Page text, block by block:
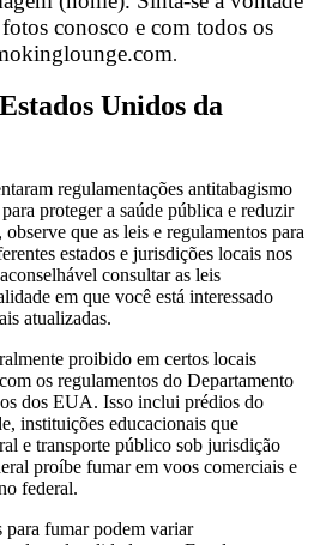
conosco e com todos os
.
Unidos da
regulamentações antitabagismo
proteger a saúde pública e reduzir
que as leis e regulamentos para
estados e jurisdições locais nos
consultar as leis
em que você está interessado
atualizadas.
proibido em certos locais
os regulamentos do Departamento
dos EUA. Isso inclui prédios do
instituições educacionais que
e transporte público sob jurisdição
proíbe fumar em voos comerciais e
federal.
para fumar podem variar